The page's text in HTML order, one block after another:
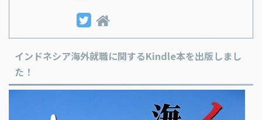
インドネシア海外就職に関するKindle本を出版しまし
た！